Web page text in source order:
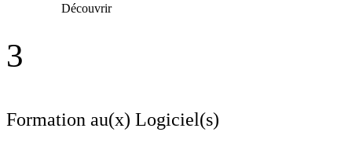
Découvrir
3
Formation au(x) Logiciel(s)